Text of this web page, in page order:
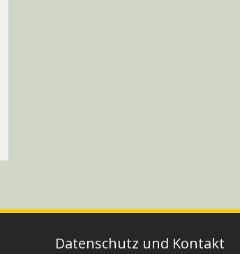
Datenschutz und Kontakt